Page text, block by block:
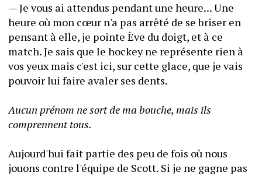
— Je vous ai attendus pendant une heure... Une
heure où mon cœur n'a pas arrêté de se briser en
pensant à elle, je pointe Ève du doigt, et à ce
match. Je sais que le hockey ne représente rien à
vos yeux mais c'est ici, sur cette glace, que je vais
pouvoir lui faire avaler ses dents.
Aucun prénom ne sort de ma bouche, mais ils
comprennent tous.
Aujourd'hui fait partie des peu de fois où nous
jouons contre l'équipe de Scott. Si je ne gagne pas